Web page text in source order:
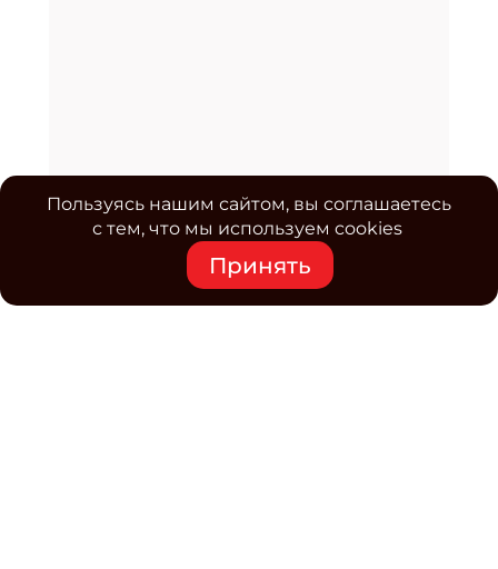
Пользуясь нашим сайтом, вы соглашаетесь
с тем, что мы используем cookies
Принять